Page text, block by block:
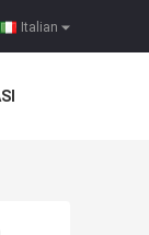
Italian